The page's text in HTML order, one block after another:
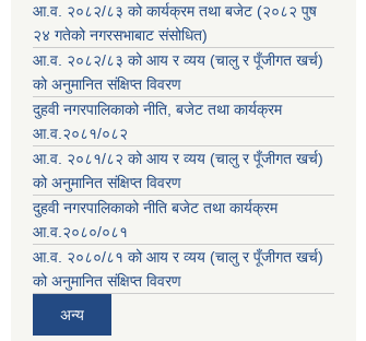
आ.व. २०८२/८३ को कार्यक्रम तथा बजेट (२०८२ पुष
२४ गतेको नगरसभाबाट संसोधित)
आ.व. २०८२/८३ को आय र व्यय (चालु र पूँजीगत खर्च)
को अनुमानित संक्षिप्त विवरण
दुहवी नगरपालिकाको नीति, बजेट तथा कार्यक्रम
आ.व.२०८१/०८२
आ.व. २०८१/८२ को आय र व्यय (चालु र पूँजीगत खर्च)
को अनुमानित संक्षिप्त विवरण
दुहवी नगरपालिकाको नीति बजेट तथा कार्यक्रम
आ.व.२०८०/०८१
आ.व. २०८०/८१ को आय र व्यय (चालु र पूँजीगत खर्च)
को अनुमानित संक्षिप्त विवरण
अन्य